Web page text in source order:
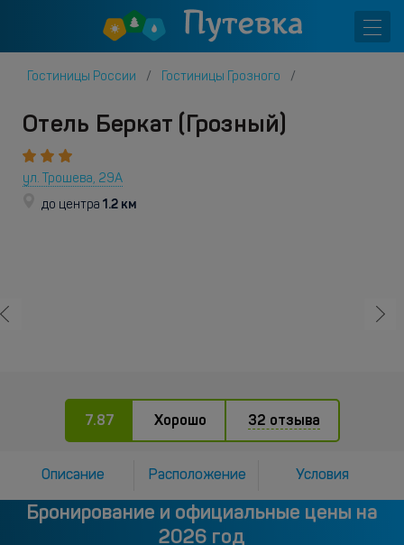
Гостиницы России Гостиницы Грозного
Отель Беркат (Грозный)
ул. Трошева, 29А
до центра 1.2 км
7.87 Хорошо 32 отзыва
Описание Расположение Условия
Бронирование и официальные цены на
2026 год